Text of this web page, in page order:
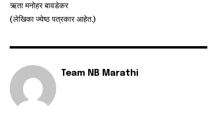
ऋता मनोहर बावडेकर
(लेखिका ज्येष्ठ पत्रकार आहेत.)
Team NB Marathi